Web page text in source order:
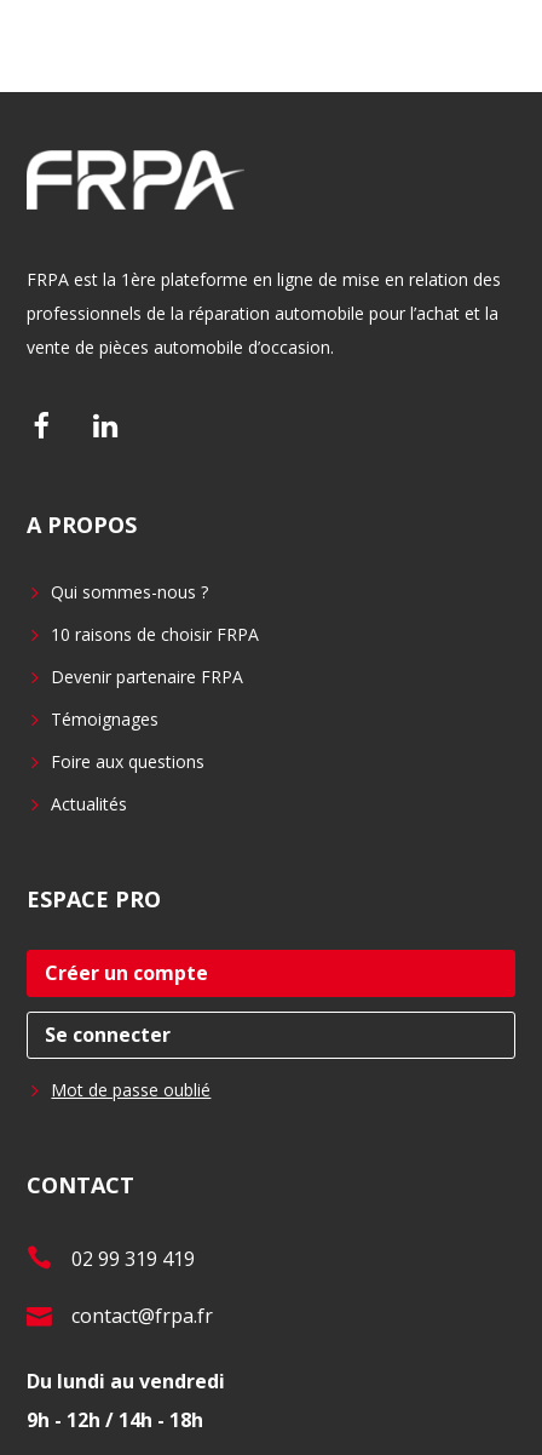
FRPA est la 1ère plateforme en ligne de mise en relation des
professionnels de la réparation automobile pour l’achat et la
vente de pièces automobile d’occasion.
F
e
o
o
L
k
d
i
A PROPOS
Qui sommes-nous ?
10 raisons de choisir FRPA
Devenir partenaire FRPA
Témoignages
Foire aux questions
Actualités
ESPACE PRO
Créer un compte
Se connecter
Mot de passe oublié
CONTACT
T
l
.
:
02 99 319 419
E
m
a
contact@frpa.fr
Du lundi au vendredi
9h - 12h / 14h - 18h